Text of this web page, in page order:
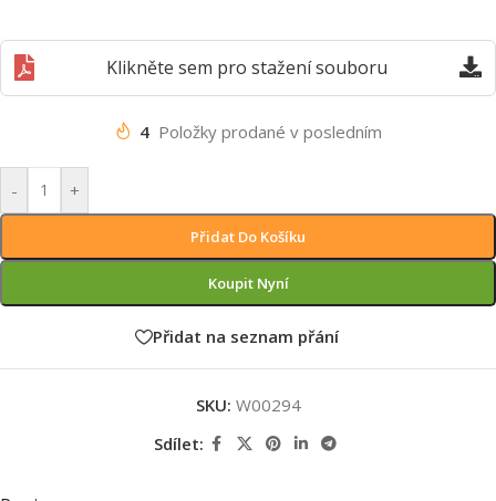
Klikněte sem pro stažení souboru
4 Položky prodané v posledním
- +
Přidat Do Košíku
Koupit Nyní
Přidat na seznam přání
SKU: W00294
Sdílet: